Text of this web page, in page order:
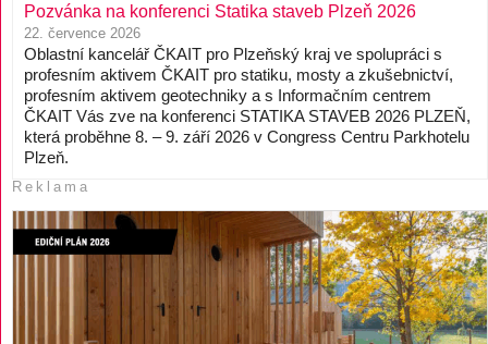
Pozvánka na konferenci Statika staveb Plzeň 2026
22. července 2026
Oblastní kancelář ČKAIT pro Plzeňský kraj ve spolupráci s
profesním aktivem ČKAIT pro statiku, mosty a zkušebnictví,
profesním aktivem geotechniky a s Informačním centrem
ČKAIT Vás zve na konferenci STATIKA STAVEB 2026 PLZEŇ,
která proběhne 8. – 9. září 2026 v Congress Centru Parkhotelu
Plzeň.
Reklama